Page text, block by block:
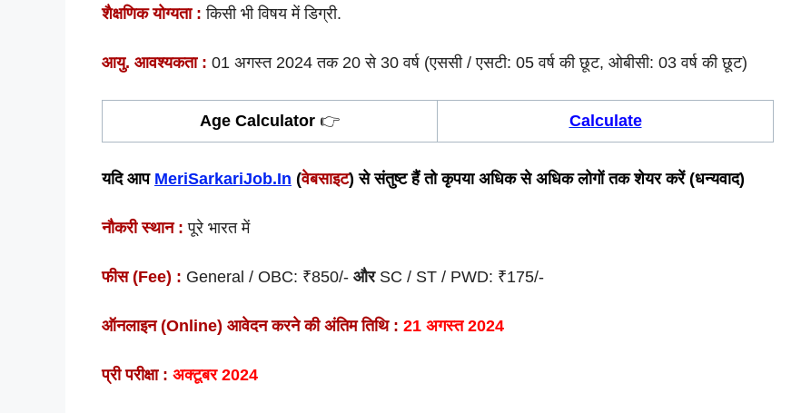
शैक्षणिक योग्यता : किसी भी विषय में डिग्री.
आयु. आवश्यकता : 01 अगस्त 2024 तक 20 से 30 वर्ष (एससी / एसटी: 05 वर्ष की छूट, ओबीसी: 03 वर्ष की छूट)
Age Calculator 👉 Calculate
यदि आप MeriSarkariJob.In (वेबसाइट) से संतुष्ट हैं तो कृपया अधिक से अधिक लोगों तक शेयर करें (धन्यवाद)
नौकरी स्थान : पूरे भारत में
फीस (Fee) : General / OBC: ₹850/- औरSC / ST / PWD: ₹175/-
ऑनलाइन (Online) आवेदन करने की अंतिम तिथि : 21 अगस्त 2024
प्री परीक्षा : अक्टूबर 2024